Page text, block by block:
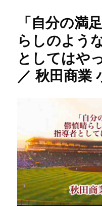
野
球』
と
名
乗
ら
な
も、
周
囲
か
ら
『全
員
野
球
「自分の満
らしのよう
としてはや
／ 秋田商業